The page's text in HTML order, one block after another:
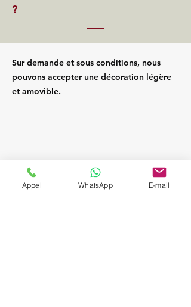
?
Sur demande et sous conditions, nous
pouvons accepter une décoration légère
et amovible.
Appel WhatsApp E-mail